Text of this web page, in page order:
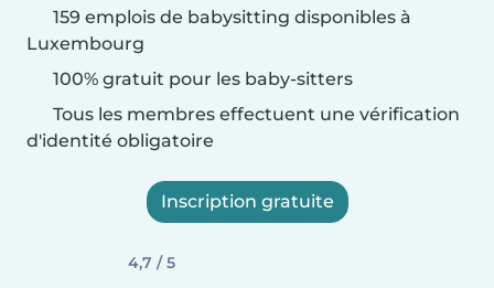
159 emplois de babysitting disponibles à
Luxembourg
100% gratuit pour les baby-sitters
Tous les membres effectuent une vérification
d'identité obligatoire
Inscription gratuite
4,7 / 5